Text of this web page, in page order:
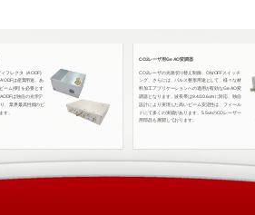
フレクタ（AODF)
は産業用途、あ
ーム掃引を必要とす
は独自の光学デ
、業界最高性能のビ
す。
CO2レーザ用Ge AO変調器
CO2レーザの光路切り替え制御、ON/OFFスイッチ
ング、さらには、パルス整形用途として、様々な材
料加工アプリケーションへの適用が有効なGe AO変
調器となります。波長帯は9.4/10.6umに対応。独自
設計により実現した高いビーム安定性は、フィール
ドにて多くの実績があります。5.5unのCOレーザー
用部品も展開しております。